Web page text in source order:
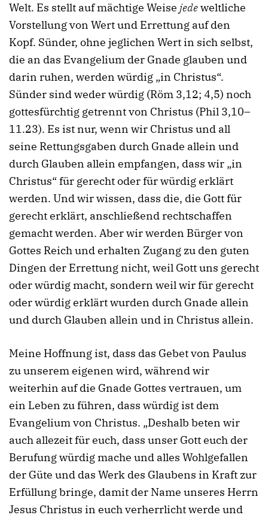
Welt. Es stellt auf mächtige Weise jedeweltliche
Vorstellung von Wert und Errettung auf den
Kopf. Sünder, ohne jeglichen Wert in sich selbst,
die an das Evangelium der Gnade glauben und
darin ruhen, werden würdig „in Christus“.
Sünder sind weder würdig (Röm 3,12; 4,5) noch
gottesfürchtig getrennt von Christus (Phil 3,10–
11.23). Es ist nur, wenn wir Christus und all
seine Rettungsgaben durch Gnade allein und
durch Glauben allein empfangen, dass wir „in
Christus“ für gerecht oder für würdig erklärt
werden. Und wir wissen, dass die, die Gott für
gerecht erklärt, anschließend rechtschaffen
gemacht werden. Aber wir werden Bürger von
Gottes Reich und erhalten Zugang zu den guten
Dingen der Errettung nicht, weil Gott uns gerecht
oder würdig macht, sondern weil wir für gerecht
oder würdig erklärt wurden durch Gnade allein
und durch Glauben allein und in Christus allein.
Meine Hoffnung ist, dass das Gebet von Paulus
zu unserem eigenen wird, während wir
weiterhin auf die Gnade Gottes vertrauen, um
ein Leben zu führen, dass würdig ist dem
Evangelium von Christus. „Deshalb beten wir
auch allezeit für euch, dass unser Gott euch der
Berufung würdig mache und alles Wohlgefallen
der Güte und das Werk des Glaubens in Kraft zur
Erfüllung bringe, damit der Name unseres Herrn
Jesus Christus in euch verherrlicht werde und